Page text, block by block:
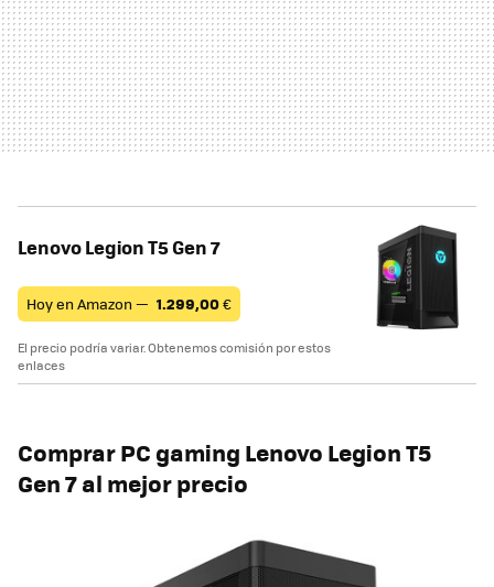
Lenovo Legion T5 Gen 7
Hoy en Amazon — 1.299,00€
El precio podría variar. Obtenemos comisión por estos
enlaces
Comprar PC gaming Lenovo Legion T5
Gen 7 al mejor precio